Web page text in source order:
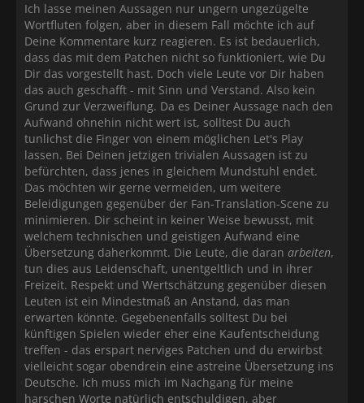
Ich lasse meinen Aussagen nur ungern ungezügelte
Wortfluten folgen, aber in diesem Fall möchte ich auf
Deine Kommentare kurz reagieren. Es ist bedauerlich,
dass das mit dem Patchen nicht so funktioniert, wie Du
Dir das vorgestellt hast. Doch viele Leute vor Dir haben
das auch geschafft - mit Sinn und Verstand. Also kein
Grund zur Verzweiflung. Da es Deiner Aussage nach den
Aufwand ohnehin nicht wert ist, solltest Du auch
tunlichst die Finger von einem möglichen Let's Play
lassen. Bei Deinen jetzigen trivialen Aussagen ist zu
befürchten, dass jenes in gleichem Mundstuhl endet.
Das möchten wir gerne vermeiden, um weitere
Beleidigungen gegenüber der Fan-Translation-Scene zu
minimieren. Dir scheint in keiner Weise bewusst, mit
welchem technischen und geistigen Aufwand eine
Übersetzung daherkommt. Die Leute, die daran arbeiten,
tun dies aus Leidenschaft, unentgeltlich und in ihrer
Freizeit. Respekt und Wertschätzung gegenüber diesen
Leuten ist ein Mindestmaß an Anstand, das man
erwarten könnte. Gegebenenfalls solltest Du bei
künftigen Spielen wieder eher eine Kaufentscheidung
treffen - das erspart nerviges Patchen und du erwirbst
vielleicht sogar obendrein eine astreine Übersetzung ins
Deutsche. Ich muss mich im Nachgang für meine
harschen Worte natürlich entschuldigen, aber